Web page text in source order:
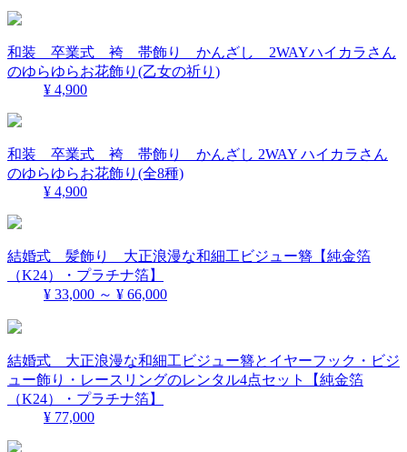
和装 卒業式 袴 帯飾り かんざし 2WAYハイカラさん
のゆらゆらお花飾り(乙女の祈り)
¥ 4,900
和装 卒業式 袴 帯飾り かんざし 2WAY ハイカラさん
のゆらゆらお花飾り(全8種)
¥ 4,900
結婚式 髪飾り 大正浪漫な和細工ビジュー簪【純金箔
（K24）・プラチナ箔】
¥ 33,000 ～ ¥ 66,000
結婚式 大正浪漫な和細工ビジュー簪とイヤーフック・ビジ
ュー飾り・レースリングのレンタル4点セット【純金箔
（K24）・プラチナ箔】
¥ 77,000